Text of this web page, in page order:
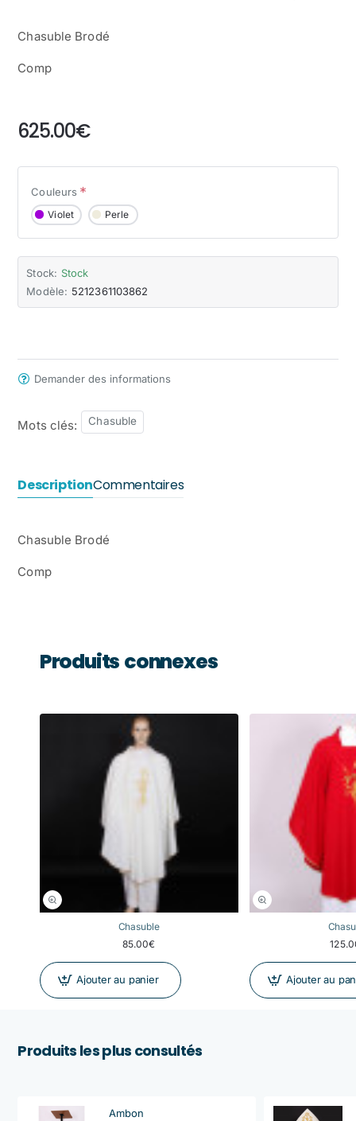
Chasuble Brodé
Comp
Stock: Stock
Modèle: 5212361103862
625.00€
Couleurs
Violet Perle
Demander des informations
Mots clés: Chasuble
DescriptionCommentaires
Chasuble Brodé
Comp
Produits connexes
Chasuble
85.00€
Ajouter au panier Ajouter au
Produits les plus consultés
Ambon